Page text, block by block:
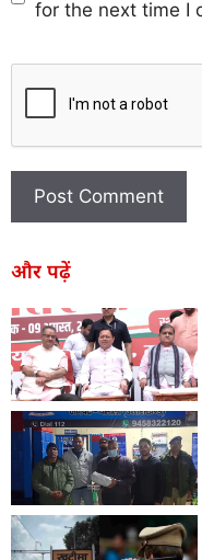
for the next time I
और पढ़ें